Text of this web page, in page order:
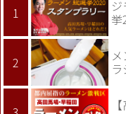
挙